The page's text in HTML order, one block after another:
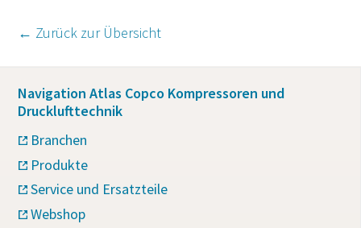
← Zurück zur Übersicht
Navigation Atlas Copco Kompressoren und
Drucklufttechnik
Branchen
Produkte
Service und Ersatzteile
Webshop